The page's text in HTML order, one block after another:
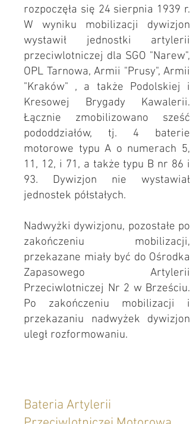
rozpoczęła się 24 sierpnia 1939 r.
W wyniku mobilizacji dywizjon
wystawił jednostki artylerii
przeciwlotniczej dla SGO "Narew",
OPL Tarnowa, Armii "Prusy", Armii
"Kraków" , a także Podolskiej i
Kresowej Brygady Kawalerii.
Łącznie zmobilizowano sześć
pododdziałów, tj. 4 baterie
motorowe typu A o numerach 5,
11, 12, i 71, a także typu B nr 86 i
93. Dywizjon nie wystawiał
jednostek półstałych.
Nadwyżki dywizjonu, pozostałe po
zakończeniu mobilizacji,
przekazane miały być do Ośrodka
Zapasowego Artylerii
Przeciwlotniczej Nr 2 w Brześciu.
Po zakończeniu mobilizacji i
przekazaniu nadwyżek dywizjon
uległ rozformowaniu.
Bateria Artylerii